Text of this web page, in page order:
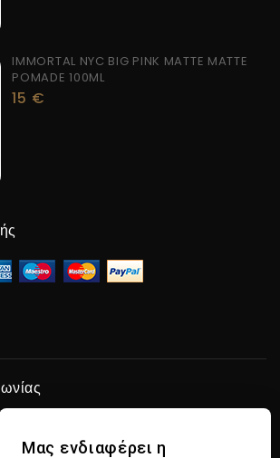
IMMORTAL NYC BIG PINK MATTE MATTE
POMADE 100ML
15 €
Λιμένας Χερσονήσου, 70014
Μας ενδιαφέρει η